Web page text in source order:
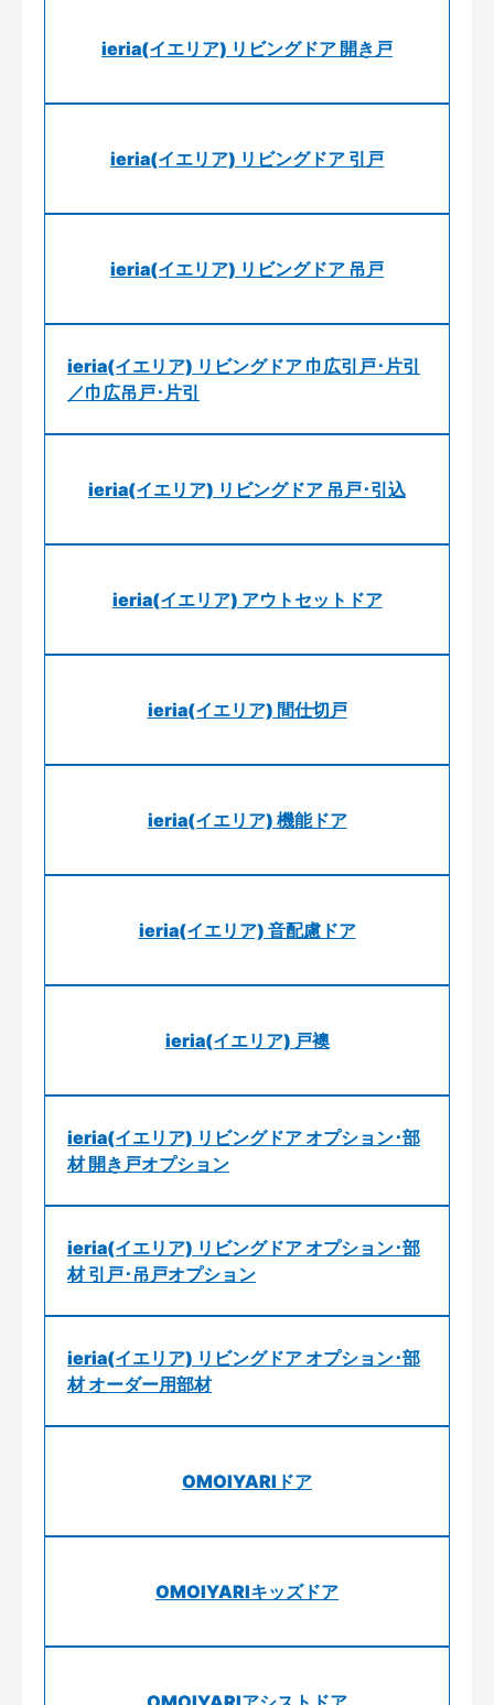
ieria(イエリア) リビングドア 開き戸
ieria(イエリア) リビングドア 引戸
ieria(イエリア) リビングドア 吊戸
ieria(イエリア) リビングドア 巾広引戸･片引
／巾広吊戸･片引
ieria(イエリア) リビングドア 吊戸･引込
ieria(イエリア) アウトセットドア
ieria(イエリア) 間仕切戸
ieria(イエリア) 機能ドア
ieria(イエリア) 音配慮ドア
ieria(イエリア) 戸襖
ieria(イエリア) リビングドア オプション･部
材 開き戸オプション
ieria(イエリア) リビングドア オプション･部
材 引戸･吊戸オプション
ieria(イエリア) リビングドア オプション･部
材 オーダー用部材
OMOIYARIドア
OMOIYARIキッズドア